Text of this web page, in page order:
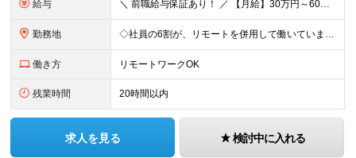
給与 ＼ 前職給与保証あり！ ／ 【月給】30万円～60万円（各種手当含む） ※経験・スキルを考慮の上、決定します ※月給には、みなし残業時間37時間分（67,300円～）を含む。 ※超過分は別途支給します
勤務地 ◇社員の6割が、リモートを併用して働いています！ ◇フルリモートの実績もあり！ ◇勤務地やお住いの地域や希望を考慮 ◇転居を伴う転勤なし 東京23区内をメインに、西東京や横浜、千葉エリアの プロジェ
働き方 リモートワークOK
残業時間 20時間以内
求人を見る 検討中に入れる